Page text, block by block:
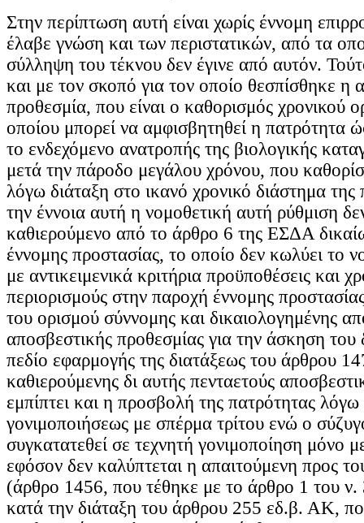
Στην περίπτωση αυτή είναι χωρίς έννομη
έλαβε γνώση και των περιστατικών, από τα
σύλληψη του τέκνου δεν έγινε από αυτόν.
και με τον σκοπό για τον οποίο θεσπίσθηκε η
προθεσμία, που είναι ο καθορισμός χρονικού
οποίου μπορεί να αμφισβητηθεί η πατρότητα
το ενδεχόμενο ανατροπής της βιολογικής
μετά την πάροδο μεγάλου χρόνου, που
λόγω διάταξη στο ικανό χρονικό διάστημα της
την έννοια αυτή η νομοθετική αυτή ρύθμιση
καθιερούμενο από το άρθρο 6 της ΕΣΔΑ
έννομης προστασίας, το οποίο δεν κωλύει το
με αντικειμενικά κριτήρια προϋποθέσεις και
περιορισμούς στην παροχή έννομης
του ορισμού σύννομης και δικαιολογημένης
αποσβεστικής προθεσμίας για την άσκηση του
πεδίο εφαρμογής της διατάξεως του άρθρου
καθιερούμενης δι αυτής πενταετούς
εμπίπτει και η προσβολή της πατρότητας λόγω
γονιμοποιήσεως με σπέρμα τρίτου ενώ ο
συγκατατεθεί σε τεχνητή γονιμοποίηση μόνο
εφόσον δεν καλύπτεται η απαιτούμενη προς
(άρθρο 1456, που τέθηκε με το άρθρο 1 του
κατά την διάταξη του άρθρου 255 εδ.β. ΑΚ,